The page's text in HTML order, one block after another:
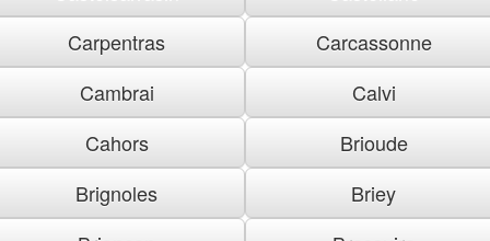
Carpentras
Carcassonne
Cambrai
Calvi
Cahors
Brioude
Brignoles
Briey